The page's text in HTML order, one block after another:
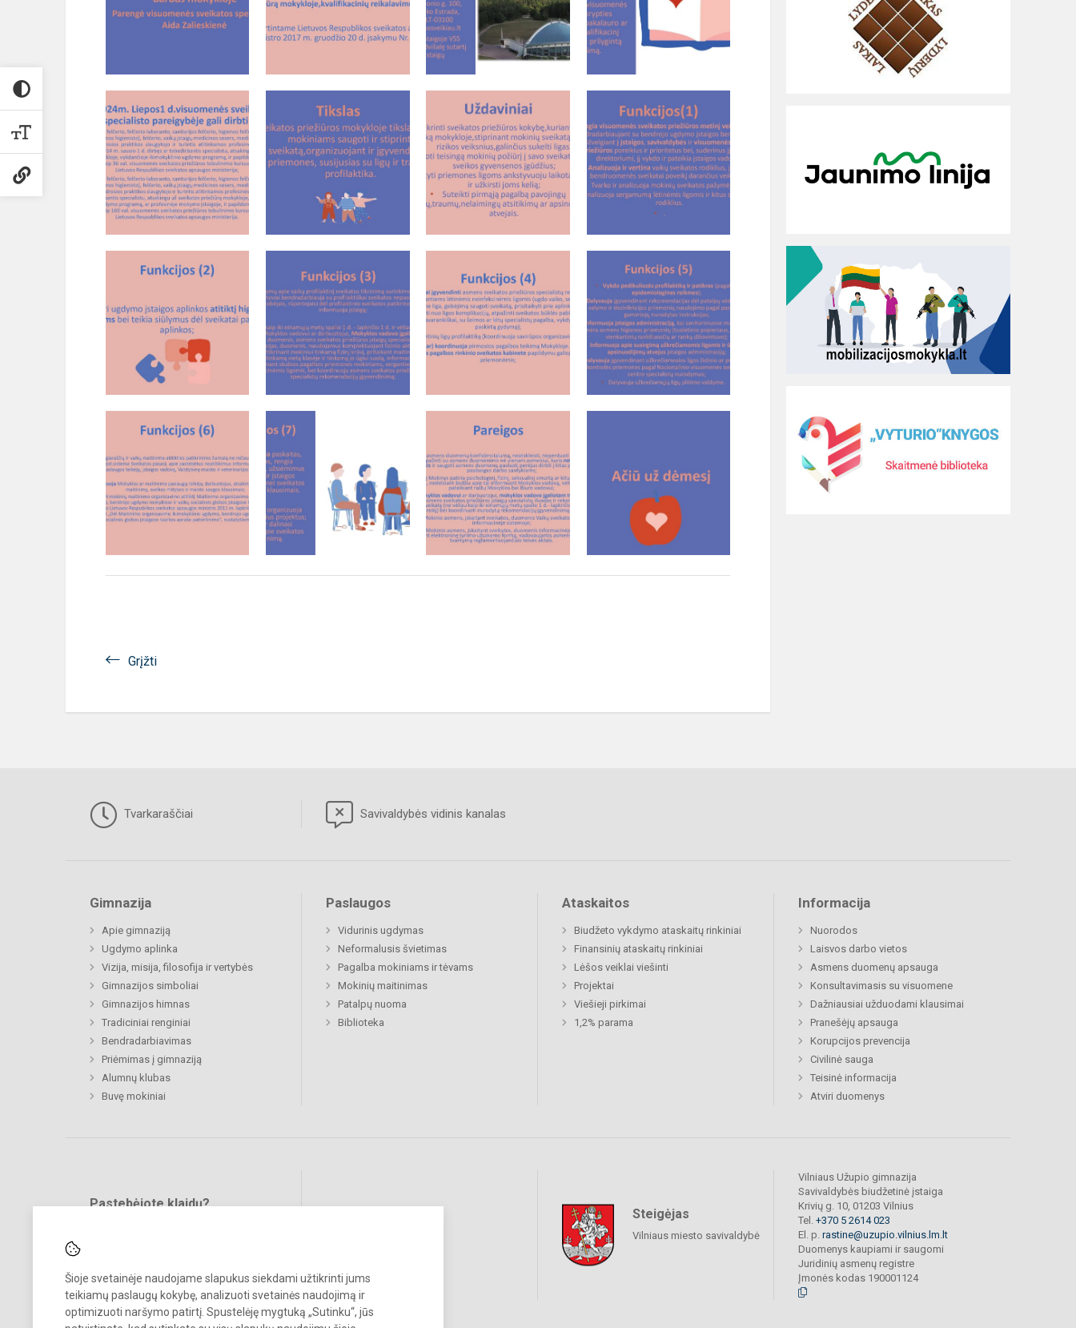
Šioje svetainėje naudojame slapukus siekdami užtikrinti jums
teikiamų paslaugų kokybę, analizuoti svetainės naudojimą ir
optimizuoti naršymo patirtį. Spustelėję mygtuką „Sutinku“, jūs
Grįžti
Tvarkaraščiai Savivaldybės vidinis kanalas
Gimnazija
Apie gimnaziją
Ugdymo aplinka
Vizija, misija, filosofija ir vertybės
Gimnazijos simboliai
Gimnazijos himnas
Tradiciniai renginiai
Bendradarbiavimas
Priėmimas į gimnaziją
Alumnų klubas
Buvę mokiniai
Paslaugos
Vidurinis ugdymas
Neformalusis švietimas
Pagalba mokiniams ir tėvams
Mokinių maitinimas
Patalpų nuoma
Biblioteka
Ataskaitos
Biudžeto vykdymo ataskaitų rinkiniai
Finansinių ataskaitų rinkiniai
Lėšos veiklai viešinti
Projektai
Viešieji pirkimai
1,2% parama
Informacija
Nuorodos
Laisvos darbo vietos
Asmens duomenų apsauga
Konsultavimasis su visuomene
Dažniausiai užduodami klausimai
Pranešėjų apsauga
Korupcijos prevencija
Civilinė sauga
Teisinė informacija
Atviri duomenys
Pastebėjote klaidų?
Steigėjas
Vilniaus miesto savivaldybė
Vilniaus Užupio gimnazija
Savivaldybės biudžetinė įstaiga
Krivių g. 10, 01203 Vilnius
Tel. +370 5 2614 023
El. p. rastine@uzupio.vilnius.lm.lt
Duomenys kaupiami ir saugomi
Juridinių asmenų registre
Įmonės kodas 190001124